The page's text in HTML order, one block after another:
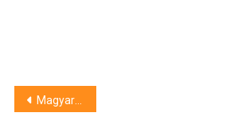
Bejegyzés
Magyar Péter Magyarország új miniszterelnöke